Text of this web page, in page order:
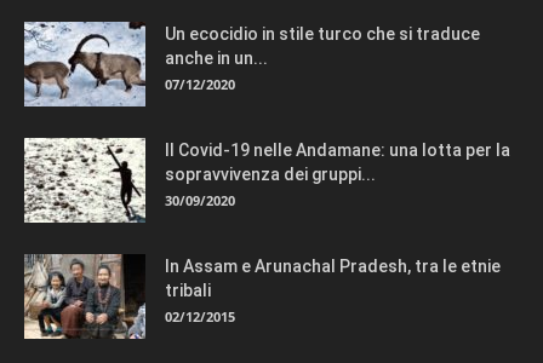
Un ecocidio in stile turco che si traduce
anche in un...
07/12/2020
Il Covid-19 nelle Andamane: una lotta per la
sopravvivenza dei gruppi...
30/09/2020
In Assam e Arunachal Pradesh, tra le etnie
tribali
02/12/2015